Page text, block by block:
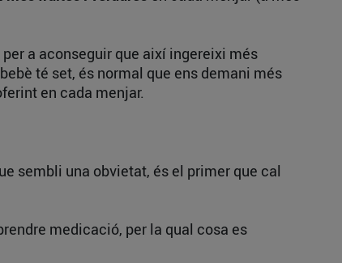
per a aconseguir que així ingereixi més
té set, és normal que ens demani més
en cada menjar.
sembli una obvietat, és el primer que cal
medicació, per la qual cosa es